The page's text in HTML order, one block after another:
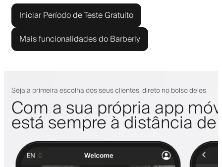
Iniciar Período de Teste Gratuito
Mais funcionalidades do Barberly
Seja a primeira escolha dos seus clientes, direto no bolso deles
Com a sua própria app
está sempre à distância